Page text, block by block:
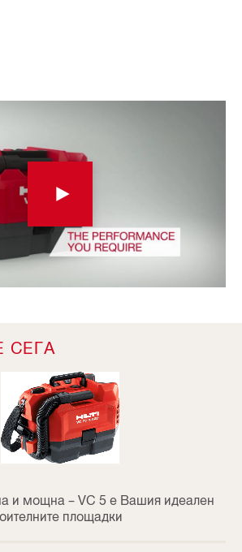
СЕГА
и мощна – VC 5 е Вашия идеален
площадки